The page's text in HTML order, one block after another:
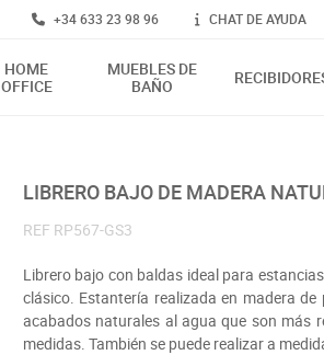
+34 633 23 98 96 CHAT DE AYUDA
HOME
OFFICE
MUEBLES DE
BAÑO
LIBRERO BAJO DE MADERA
REF RP567-GS3
Librero bajo con baldas ideal para
clásico. Estantería realizada en madera
acabados naturales al agua que son más
medidas. También se puede realizar a